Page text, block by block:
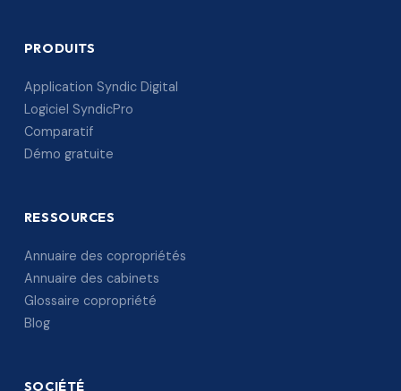
PRODUITS
Application Syndic Digital
Logiciel SyndicPro
Comparatif
Démo gratuite
RESSOURCES
Annuaire des copropriétés
Annuaire des cabinets
Glossaire copropriété
Blog
SOCIÉTÉ